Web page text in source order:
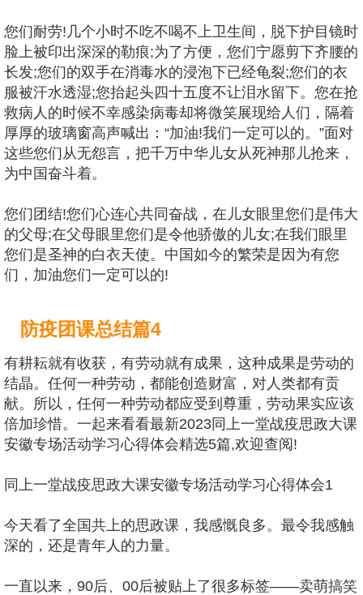
您们耐劳!几个小时不吃不喝不上卫生间，脱下护目镜时
脸上被印出深深的勒痕;为了方便，您们宁愿剪下齐腰的
长发;您们的双手在消毒水的浸泡下已经龟裂;您们的衣
服被汗水透湿;您抬起头四十五度不让泪水留下。您在抢
救病人的时候不幸感染病毒却将微笑展现给人们，隔着
厚厚的玻璃窗高声喊出：“加油!我们一定可以的。”面对
这些您们从无怨言，把千万中华儿女从死神那儿抢来，
为中国奋斗着。
您们团结!您们心连心共同奋战，在儿女眼里您们是伟大
的父母;在父母眼里您们是令他骄傲的儿女;在我们眼里
您们是圣神的白衣天使。中国如今的繁荣是因为有您
们，加油您们一定可以的!
防疫团课总结篇4
有耕耘就有收获，有劳动就有成果，这种成果是劳动的
结晶。任何一种劳动，都能创造财富，对人类都有贡
献。所以，任何一种劳动都应受到尊重，劳动果实应该
倍加珍惜。一起来看看最新2023同上一堂战疫思政大课
安徽专场活动学习心得体会精选5篇,欢迎查阅!
同上一堂战疫思政大课安徽专场活动学习心得体会1
今天看了全国共上的思政课，我感慨良多。最令我感触
深的，还是青年人的力量。
一直以来，90后、00后被贴上了很多标签——卖萌搞笑